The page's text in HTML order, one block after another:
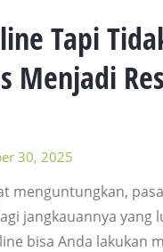
Tapi
Menjadi
30, 2025
menguntungkan,
jangkauannya
bisa Anda lakukan